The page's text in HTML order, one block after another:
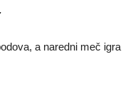
a naredni meč igra